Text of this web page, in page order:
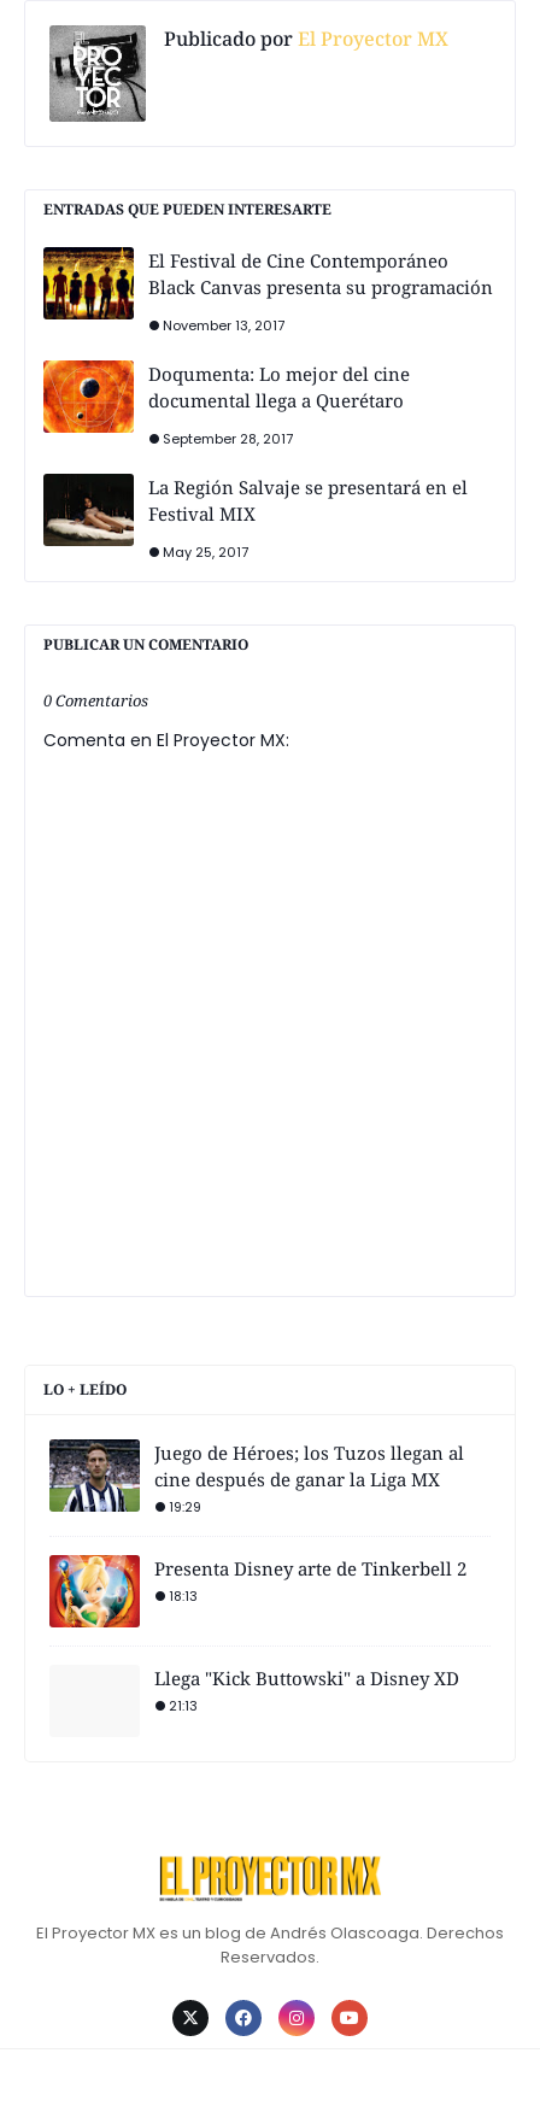
Publicado porEl Proyector MX
ENTRADAS QUE PUEDEN INTERESARTE
El Festival de Cine Contemporáneo
Black Canvas presenta su programación
November 13, 2017
Doqumenta: Lo mejor del cine
documental llega a Querétaro
September 28, 2017
La Región Salvaje se presentará en el
Festival MIX
May 25, 2017
PUBLICAR UN COMENTARIO
0 Comentarios
Comenta en El Proyector MX:
LO + LEÍDO
Juego de Héroes; los Tuzos llegan al
cine después de ganar la Liga MX
19:29
Presenta Disney arte de Tinkerbell 2
18:13
Llega "Kick Buttowski" a Disney XD
21:13
El Proyector MX es un blog de Andrés Olascoaga. Derechos
Reservados.